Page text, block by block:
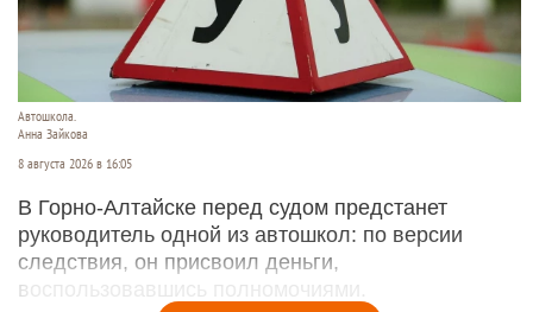
Автошкола.
Анна Зайкова
8 августа 2026 в 16:05
В Горно-Алтайске перед судом предстанет
руководитель одной из автошкол: по версии
следствия, он присвоил деньги,
воспользовавшись полномочиями.